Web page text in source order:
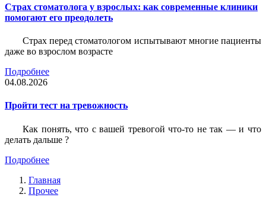
Страх стоматолога у взрослых: как современные клиники
помогают его преодолеть
Страх перед стоматологом испытывают многие пациенты
даже во взрослом возрасте
Подробнее
04.08.2026
Пройти тест на тревожность
Как понять, что с вашей тревогой что-то не так — и что
делать дальше ?
Подробнее
Главная
Прочее